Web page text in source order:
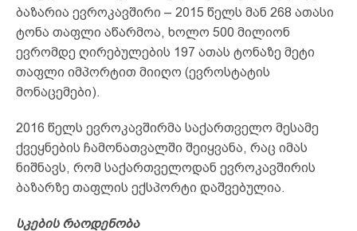
ბაზარია ევროკავშირი – 2015 წელს მან 268 ათასი
ტონა თაფლი აწარმოა, ხოლო 500 მილიონ
ევრომდე ღირებულების 197 ათას ტონაზე მეტი
თაფლი იმპორტით მიიღო (ევროსტატის
მონაცემები).
2016 წელს ევროკავშირმა საქართველო მესამე
ქვეყნების ჩამონათვალში შეიყვანა, რაც იმას
ნიშნავს, რომ საქართველოდან ევროკავშირის
ბაზარზე თაფლის ექსპორტი დაშვებულია.
სკების რაოდენობა